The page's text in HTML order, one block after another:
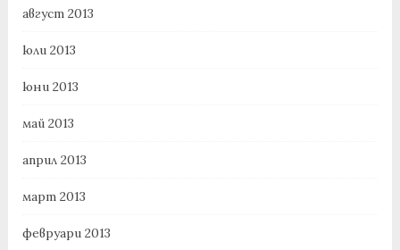
август 2013
юли 2013
юни 2013
май 2013
април 2013
март 2013
февруари 2013